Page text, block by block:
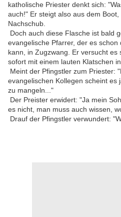
katholische Priester denkt sich:
auch!" Er steigt also aus dem
Nachschub.
Doch auch diese Flasche ist bald
evangelische Pfarrer, der es
kann, in Zugzwang. Er versucht es
sofort mit einem lauten Klatschen
Meint der Pfingstler zum Priester:
evangelischen Kollegen scheint es
zu mangeln..."
Der Preister erwidert: "Ja mein
es nicht, man muss auch wissen,
Drauf der Pfingstler verwundert: